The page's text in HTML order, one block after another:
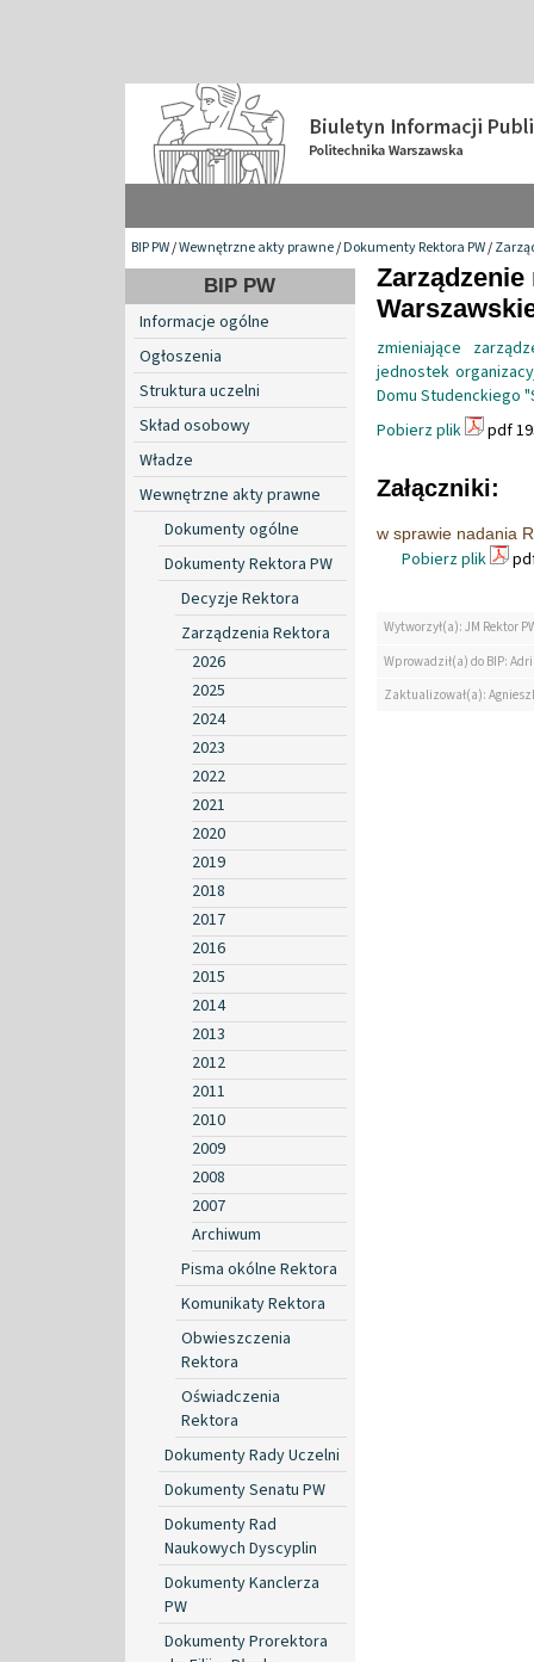
BIP PW/Wewnętrzne akty prawne/Dokumenty Rektora PW/
BIP PW
Informacje ogólne
Ogłoszenia
Struktura uczelni
Skład osobowy
Władze
Wewnętrzne akty prawne
Dokumenty ogólne
Dokumenty Rektora PW
Decyzje Rektora
Zarządzenia Rektora
2026
2025
2024
2023
2022
2021
2020
2019
2018
2017
2016
2015
2014
2013
2012
2011
2010
2009
2008
2007
Archiwum
Pisma okólne Rektora
Komunikaty Rektora
Obwieszczenia
Rektora
Oświadczenia
Rektora
Dokumenty Rady Uczelni
Dokumenty Senatu PW
Dokumenty Rad
Naukowych Dyscyplin
Dokumenty Kanclerza
PW
Dokumenty Prorektora
zmieniające
jednostek
Domu Studenckiego
Pobierz plik
pdf
Załączniki:
w sprawie nadania
Pobierz plik
Wytworzył(a): JM Rektor
Wprowadził(a) do BIP:
Zaktualizował(a):